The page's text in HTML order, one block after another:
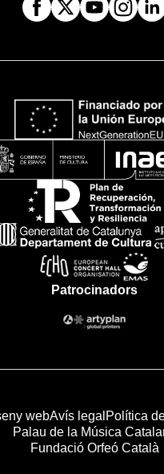
Patrocinadors
webAvís legal Política
Palau de la Música
Fundació Orfeó Català